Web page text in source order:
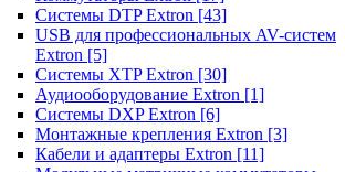
Системы DTP Extron [43]
USB для профессиональных AV-систем
Extron [5]
Системы XTP Extron [30]
Аудиооборудование Extron [1]
Системы DXP Extron [6]
Монтажные крепления Extron [3]
Кабели и адаптеры Extron [11]